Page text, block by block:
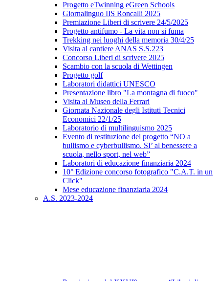
Progetto eTwinning eGreen Schools
Giornalinguo IIS Roncalli 2025
Premiazione Liberi di scrivere 24/5/2025
Progetto antifumo - La vita non si fuma
Trekking nei luoghi della memoria 30/4/25
Visita al cantiere ANAS S.S.223
Concorso Liberi di scrivere 2025
Scambio con la scuola di Wettingen
Progetto golf
Laboratori didattici UNESCO
Presentazione libro "La montagna di fuoco"
Visita al Museo della Ferrari
Giornata Nazionale degli Istituti Tecnici
Economici 22/1/25
Laboratorio di multilinguismo 2025
Evento di restituzione del progetto “NO a
bullismo e cyberbullismo. SI’ al benessere a
scuola, nello sport, nel web”
Laboratori di educazione finanziaria 2024
10° Edizione concorso fotografico "C.A.T. in un
Click"
Mese educazione finanziaria 2024
A.S. 2023-2024